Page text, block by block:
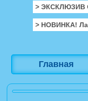
> ЭКСКЛЮЗИВ
> НОВИНКА!
Главная